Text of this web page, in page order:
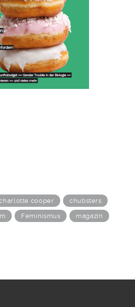
cooper chubsters
Feminismus magazin